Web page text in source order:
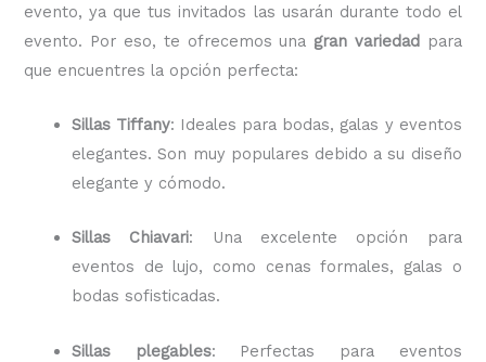
evento, ya que tus invitados las usarán durante todo el
evento. Por eso, te ofrecemos una gran variedadpara
que encuentres la opción perfecta:
Sillas Tiffany: Ideales para bodas, galas y eventos
elegantes. Son muy populares debido a su diseño
elegante y cómodo.
Sillas Chiavari: Una excelente opción para
eventos de lujo, como cenas formales, galas o
bodas sofisticadas.
Sillas plegables: Perfectas para eventos